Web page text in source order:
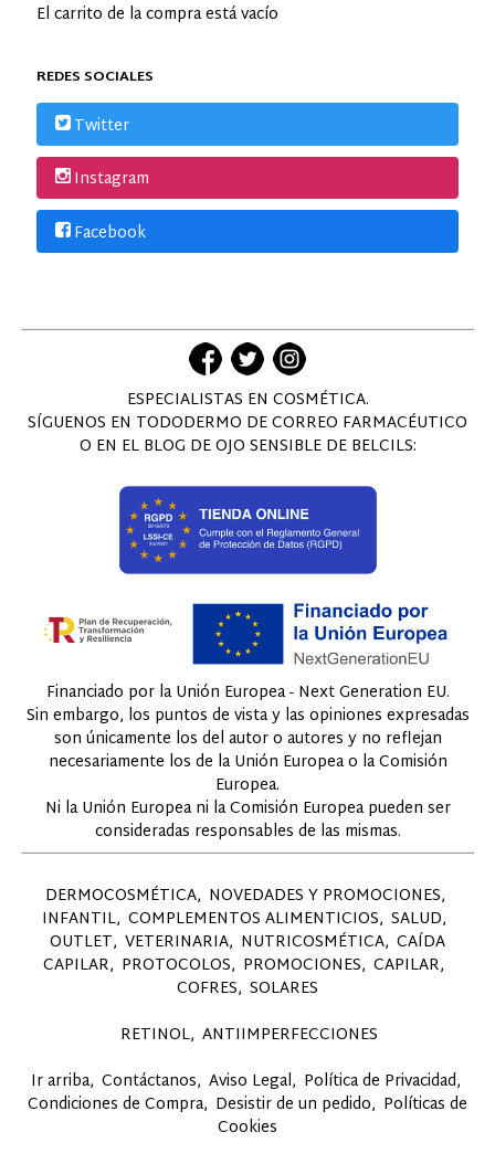
El carrito de la compra está vacío
REDES SOCIALES
Twitter
Instagram
Facebook
ESPECIALISTAS EN COSMÉTICA.
SÍGUENOS EN TODODERMO DE CORREO FARMACÉUTICO
O EN EL BLOG DE OJO SENSIBLE DE BELCILS:
Financiado por la Unión Europea - Next Generation EU.
Sin embargo, los puntos de vista y las opiniones expresadas
son únicamente los del autor o autores y no reflejan
necesariamente los de la Unión Europea o la Comisión
Europea.
Ni la Unión Europea ni la Comisión Europea pueden ser
consideradas responsables de las mismas.
DERMOCOSMÉTICA NOVEDADES Y PROMOCIONES
INFANTIL COMPLEMENTOS ALIMENTICIOS SALUD
OUTLET VETERINARIA NUTRICOSMÉTICA CAÍDA
CAPILAR PROTOCOLOS PROMOCIONES CAPILAR
COFRES SOLARES
RETINOL ANTIIMPERFECCIONES
Ir arriba Contáctanos Aviso Legal Política de Privacidad
Condiciones de Compra Desistir de un pedido Políticas de
Cookies